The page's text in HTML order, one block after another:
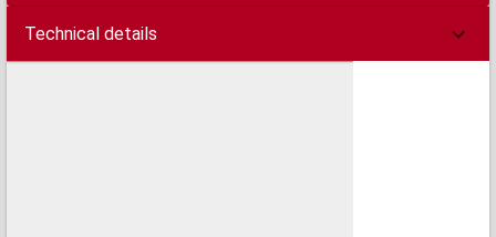
Technical details